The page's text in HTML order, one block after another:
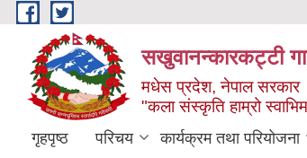
Skip to main content
सखुवानन्कारकट्टी
मधेस प्रदेश, नेपाल सरकार
"कला संस्कृति हाम्रो
गृहपृष्ठ परिचय कार्यक्रम तथा परियोजना